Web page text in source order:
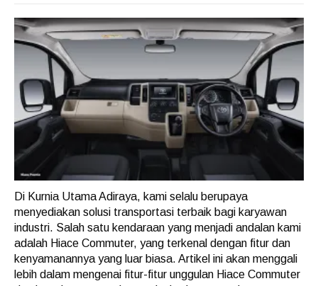
Di Kurnia Utama Adiraya, kami selalu berupaya
menyediakan solusi transportasi terbaik bagi karyawan
industri. Salah satu kendaraan yang menjadi andalan kami
adalah Hiace Commuter, yang terkenal dengan fitur dan
kenyamanannya yang luar biasa. Artikel ini akan menggali
lebih dalam mengenai fitur-fitur unggulan Hiace Commuter